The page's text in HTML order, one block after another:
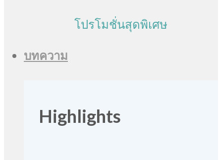
โปรโมชั่นสุดพิเศษ
บทความ
Highlights